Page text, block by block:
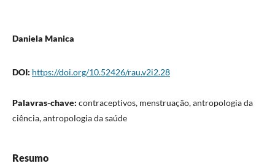
Daniela Manica
DOI: https://doi.org/10.52426/rau.v2i2.28
Palavras-chave: contraceptivos, menstruação, antropologia da
ciência, antropologia da saúde
Resumo